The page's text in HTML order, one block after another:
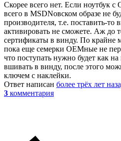
Скорее всего нет. Если ноутбук
всего в MSDNовском образе не
производителя, т.е. поставить-то
активировать не сможете. Аж до
сертификаты в винду. По крайне
пока еще семерки ОЕМные не
что поступать нужно будет как
вшивать в винду, после этого
ключем с наклейки.
Ответ написан более трёх лет
3 комментария